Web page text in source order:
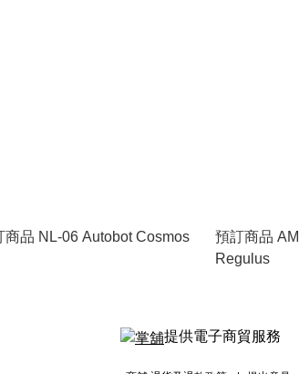
商品 NL-06 Autobot Cosmos
預訂商品
Regulus
提供電子商貿服務